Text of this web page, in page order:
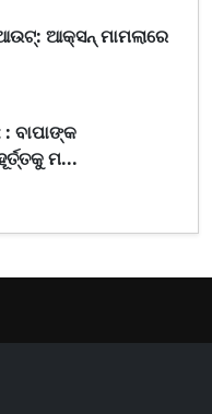
ଆକ୍ସନ୍ ମାମଲାରେ
ବାପାଙ୍କ
ମ...